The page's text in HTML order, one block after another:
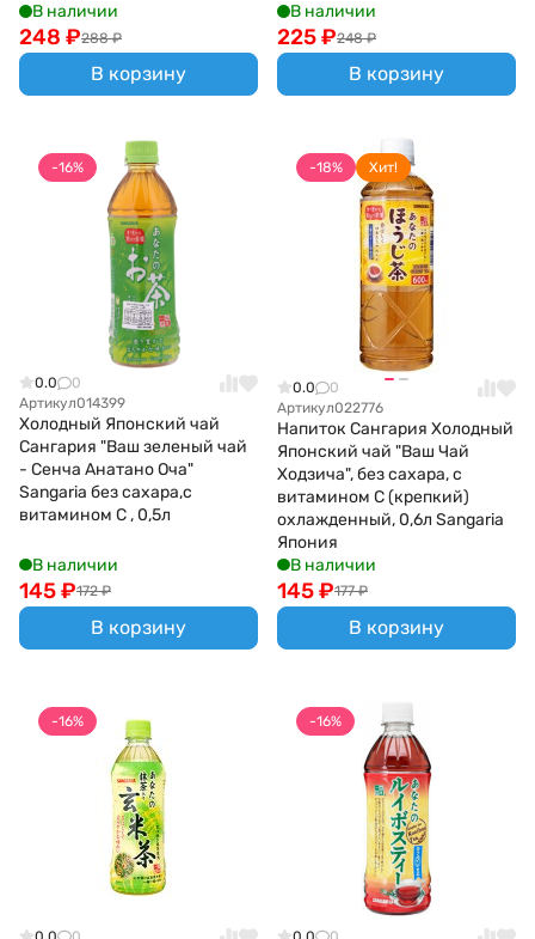
В наличии
288 ₽
248 ₽
В корзину
В наличии
248 ₽
225₽
В корзину
-16%
0.0
0
Артикул014399
Холодный Японский чай
Сангария "Ваш зеленый чай
- Сенча Анатано Оча"
Sangaria без сахара,с
витамином С , 0,5л
В наличии
172 ₽
145₽
В корзину
-18% Хит!
0.0
0
Артикул022776
Напиток Сангария Холодный
Японский чай "Ваш Чай
Ходзича", без сахара, с
витамином С (крепкий)
охлажденный, 0,6л Sangaria
Япония
В наличии
177 ₽
145₽
В корзину
-16% -16%